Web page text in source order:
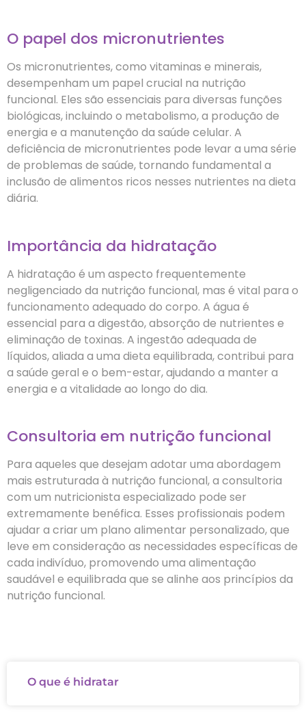
O papel dos micronutrientes
Os micronutrientes, como vitaminas e minerais,
desempenham um papel crucial na nutrição
funcional. Eles são essenciais para diversas funções
biológicas, incluindo o metabolismo, a produção de
energia e a manutenção da saúde celular. A
deficiência de micronutrientes pode levar a uma série
de problemas de saúde, tornando fundamental a
inclusão de alimentos ricos nesses nutrientes na dieta
diária.
Importância da hidratação
A hidratação é um aspecto frequentemente
negligenciado da nutrição funcional, mas é vital para o
funcionamento adequado do corpo. A água é
essencial para a digestão, absorção de nutrientes e
eliminação de toxinas. A ingestão adequada de
líquidos, aliada a uma dieta equilibrada, contribui para
a saúde geral e o bem-estar, ajudando a manter a
energia e a vitalidade ao longo do dia.
Consultoria em nutrição funcional
Para aqueles que desejam adotar uma abordagem
mais estruturada à nutrição funcional, a consultoria
com um nutricionista especializado pode ser
extremamente benéfica. Esses profissionais podem
ajudar a criar um plano alimentar personalizado, que
leve em consideração as necessidades específicas de
cada indivíduo, promovendo uma alimentação
saudável e equilibrada que se alinhe aos princípios da
nutrição funcional.
O que é hidratar